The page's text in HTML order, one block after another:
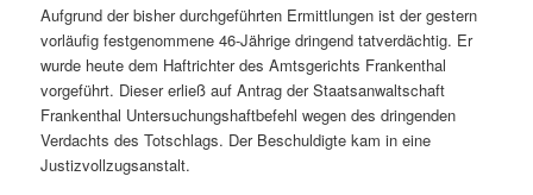
Aufgrund der bisher durchgeführten Ermittlungen ist der gestern
vorläufig festgenommene 46-Jährige dringend tatverdächtig. Er
wurde heute dem Haftrichter des Amtsgerichts Frankenthal
vorgeführt. Dieser erließ auf Antrag der Staatsanwaltschaft
Frankenthal Untersuchungshaftbefehl wegen des dringenden
Verdachts des Totschlags. Der Beschuldigte kam in eine
Justizvollzugsanstalt.